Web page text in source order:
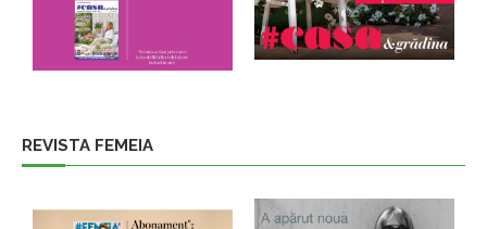
REVISTA FEMEIA